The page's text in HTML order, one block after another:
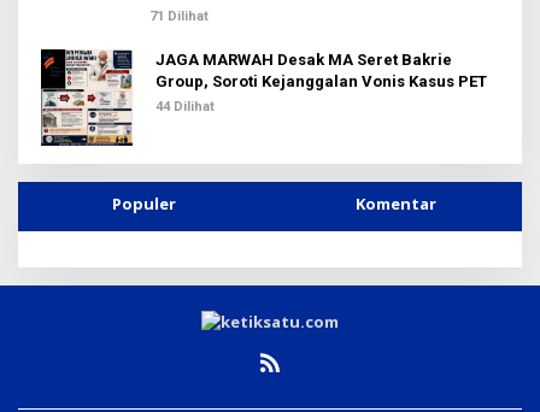
Medan
71 Dilihat
JAGA MARWAH Desak MA Seret Bakrie
Group, Soroti Kejanggalan Vonis Kasus PET
44 Dilihat
Populer Komentar